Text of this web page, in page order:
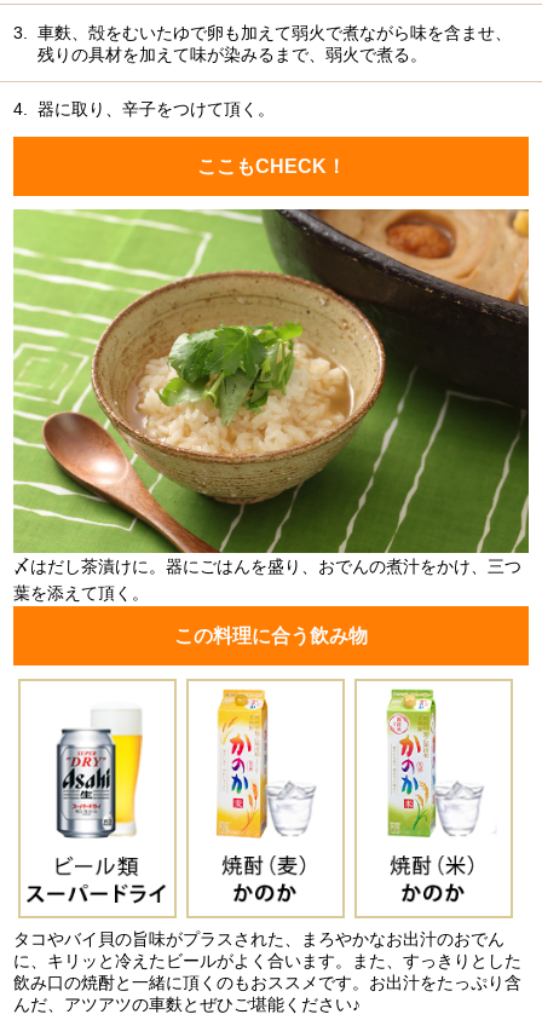
3.
車麩、殻をむいたゆで卵も加えて弱火で煮ながら味を含ませ、
残りの具材を加えて味が染みるまで、弱火で煮る。
4. 器に取り、辛子をつけて頂く。
ここもCHECK！
〆はだし茶漬けに。器にごはんを盛り、おでんの煮汁をかけ、三つ
葉を添えて頂く。
この料理に合う飲み物
タコやバイ貝の旨味がプラスされた、まろやかなお出汁のおでん
に、キリッと冷えたビールがよく合います。また、すっきりとした
飲み口の焼酎と一緒に頂くのもおススメです。お出汁をたっぷり含
んだ、アツアツの車麩とぜひご堪能ください♪